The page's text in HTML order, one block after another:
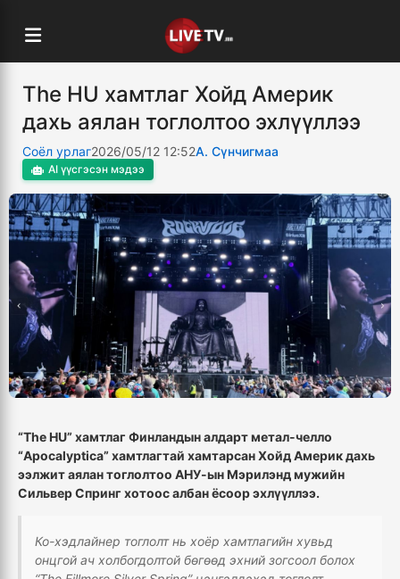
The HU хамтлаг Хойд Америк
дахь аялан тоглолтоо эхлүүллээ
Соёл урлаг2026/05/12 12:52А. Сүнчигмаа
AI үүсгэсэн мэдээ
“The HU” хамтлаг Финландын алдарт метал-челло
“Apocalyptica” хамтлагтай хамтарсан Хойд Америк дахь
ээлжит аялан тоглолтоо АНУ-ын Мэрилэнд мужийн
Сильвер Спринг хотоос албан ёсоор эхлүүллээ.
Ко-хэдлайнер тоглолт нь хоёр хамтлагийн хувьд
онцгой ач холбогдолтой бөгөөд эхний зогсоол болох